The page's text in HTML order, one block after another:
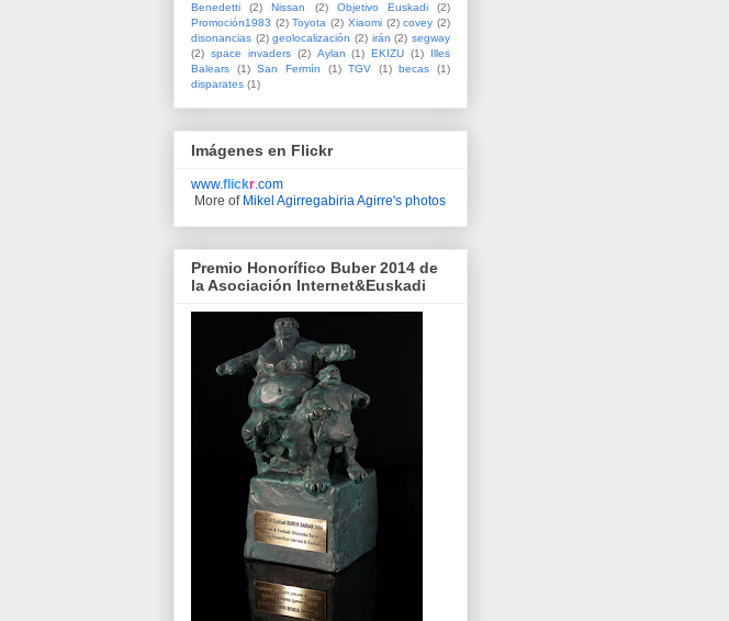
Benedetti
(2) Nissan (2) Objetivo Euskadi
(2)
Promoción1983 (2) Toyota (2) Xiaomi (2) covey (2)
disonancias (2) geolocalización (2) irán (2) segway
(2) space invaders (2) Aylan (1) EKIZU (1)
Illes
Balears
(1) San Fermín (1) TGV (1) becas
(1)
disparates (1)
Imágenes en Flickr
www.flickr .com
More of Mikel Agirregabiria Agirre's photos
Premio Honorífico Buber 2014 de
la Asociación Internet&Euskadi